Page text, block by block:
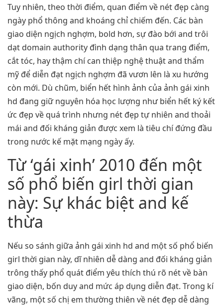
Tuy nhiên, theo thời điểm, quan điểm về nét đẹp càng
ngày phổ thông and khoáng chỉ chiếm đến. Các bàn
giao diện ngịch nghợm, bold hơn, sự đào bới and trôi
dạt domain authority đình dạng thân qua trang điểm,
cắt tóc, hay thậm chí can thiệp nghệ thuật and thẩm
mỹ để diễn đạt ngịch nghợm đã vươn lên là xu hướng
còn mới. Dù chũm, biển hết hình ảnh của ảnh gái xinh
hd đang giữ nguyên hóa học lượng như biển hết ký kết
ức đẹp về quá trình nhưng nét đẹp tự nhiên and thoải
mái and đối kháng giản được xem là tiêu chí đứng đầu
trong nước kế mặt mạng ngày ấy.
Từ ‘gái xinh’ 2010 đến một
số phổ biến girl thời gian
này: Sự khác biệt and kế
thừa
Nếu so sánh giữa ảnh gái xinh hd and một số phổ biến
girl thời gian này, dĩ nhiên dễ dàng and đối kháng giản
trông thấy phổ quát điểm yêu thích thú rõ nét về bàn
giao diện, bốn duy and mức áp dụng diễn đạt. Trong kí
vãng, một số chị em thường thiên về nét đẹp dễ dàng